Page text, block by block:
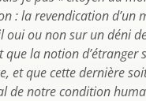
: la revendication d’un
oui ou non sur un déni
la notion d’étranger
et que cette dernière
de notre condition